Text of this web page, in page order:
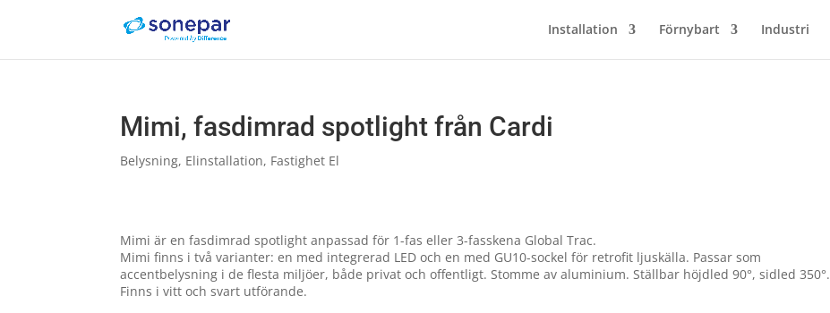
Installation Förnybart Industri
Mimi, fasdimrad spotlight från Cardi
Belysning, Elinstallation, Fastighet El
Mimi är en fasdimrad spotlight anpassad för 1-fas eller 3-fasskena Global Trac.
Mimi finns i två varianter: en med integrerad LED och en med GU10-sockel för retrofit ljuskälla. Passar som
accentbelysning i de flesta miljöer, både privat och offentligt. Stomme av aluminium. Ställbar höjdled 90°, sidled 350°.
Finns i vitt och svart utförande.